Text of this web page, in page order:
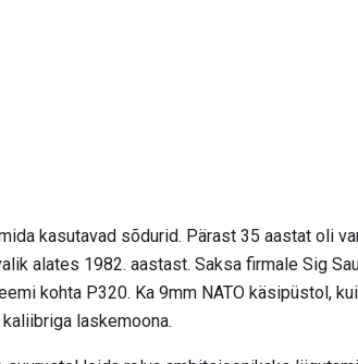
kasutavad sõdurid. Pärast 35 aastat oli
alates 1982. aastast. Saksa firmale Sig
kohta P320. Ka 9mm NATO käsipüstol,
laskemoona.